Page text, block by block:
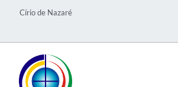
Círio de Nazaré